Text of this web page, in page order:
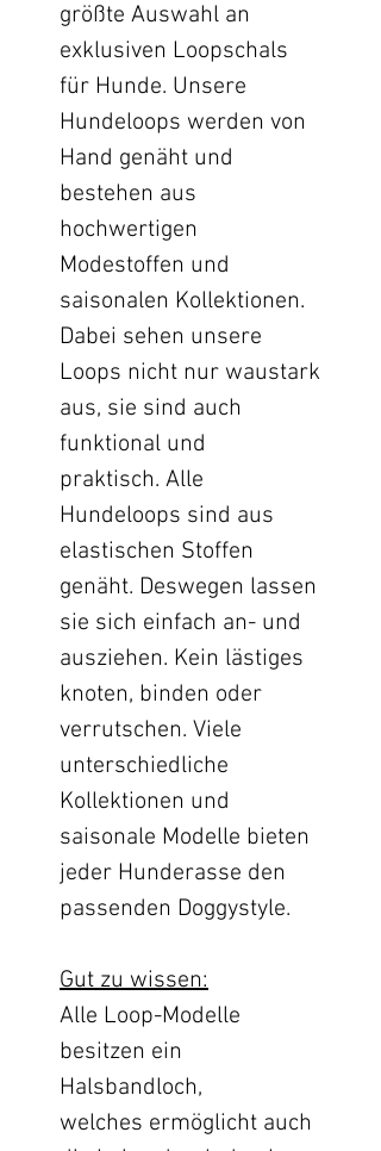
größte Auswahl an
exklusiven Loopschals
für Hunde. Unsere
Hundeloops werden von
Hand genäht und
bestehen aus
hochwertigen
Modestoffen und
saisonalen Kollektionen.
Dabei sehen unsere
Loops nicht nur waustark
aus, sie sind auch
funktional und
praktisch. Alle
Hundeloops sind aus
elastischen Stoffen
genäht. Deswegen lassen
sie sich einfach an- und
ausziehen. Kein lästiges
knoten, binden oder
verrutschen. Viele
unterschiedliche
Kollektionen und
saisonale Modelle bieten
jeder Hunderasse den
passenden Doggystyle.
Gut zu wissen:
Alle Loop-Modelle
besitzen ein
Halsbandloch,
welches ermöglicht auch